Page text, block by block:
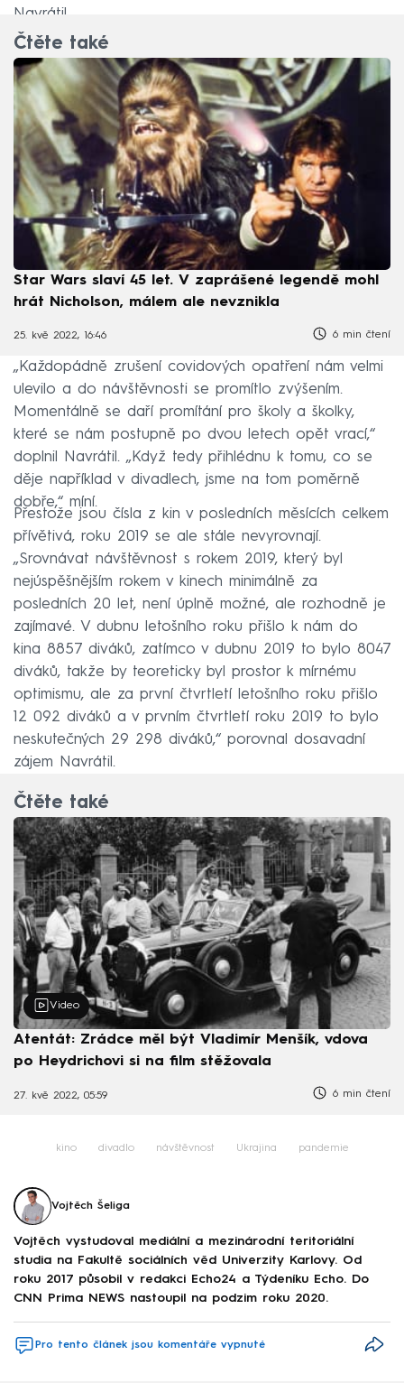
Navrátil.
Čtěte také
Star Wars slaví 45 let. V zaprášené legendě mohl
hrát Nicholson, málem ale nevznikla
25. kvě 2022, 16:46 6 min čtení
„Každopádně zrušení covidových opatření nám velmi
ulevilo a do návštěvnosti se promítlo zvýšením.
Momentálně se daří promítání pro školy a školky,
které se nám postupně po dvou letech opět vrací,“
doplnil Navrátil. „Když tedy přihlédnu k tomu, co se
děje například v divadlech, jsme na tom poměrně
dobře,“ míní.
Přestože jsou čísla z kin v posledních měsících celkem
přívětivá, roku 2019 se ale stále nevyrovnají.
„Srovnávat návštěvnost s rokem 2019, který byl
nejúspěšnějším rokem v kinech minimálně za
posledních 20 let, není úplně možné, ale rozhodně je
zajímavé. V dubnu letošního roku přišlo k nám do
kina 8857 diváků, zatímco v dubnu 2019 to bylo 8047
diváků, takže by teoreticky byl prostor k mírnému
optimismu, ale za první čtvrtletí letošního roku přišlo
12 092 diváků a v prvním čtvrtletí roku 2019 to bylo
neskutečných 29 298 diváků,“ porovnal dosavadní
zájem Navrátil.
Čtěte také
Video
Atentát: Zrádce měl být Vladimír Menšík, vdova
po Heydrichovi si na film stěžovala
27. kvě 2022, 05:59 6 min čtení
kino divadlo návštěvnost Ukrajina pandemie
Vojtěch Šeliga
Vojtěch vystudoval mediální a mezinárodní teritoriální
studia na Fakultě sociálních věd Univerzity Karlovy. Od
roku 2017 působil v redakci Echo24 a Týdeníku Echo. Do
CNN Prima NEWS nastoupil na podzim roku 2020.
Pro tento článek jsou komentáře vypnuté